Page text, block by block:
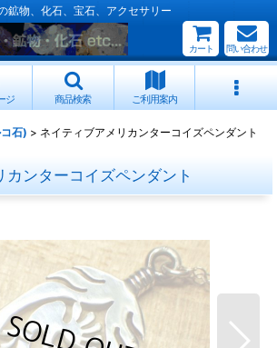
鉱物、化石、宝石、アクセサリー
カート 問い合わせ
ジ 商品検索 ご利用案内
石) > ネイティブアメリカンターコイズペンダント
カンターコイズペンダント